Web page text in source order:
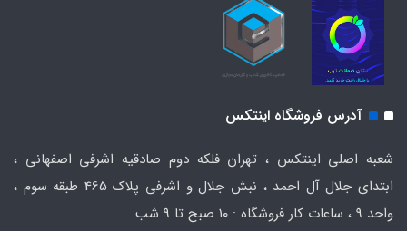
آدرس فروشگاه اینتکس
شعبه اصلی اینتکس ، تهران فلکه دوم صادقیه اشرفی اصفهانی ،
ابتدای جلال آل احمد ، نبش جلال و اشرفی پلاک 465 طبقه سوم ،
واحد ۹ ، ساعات کار فروشگاه : ۱۰ صبح تا ۹ شب.